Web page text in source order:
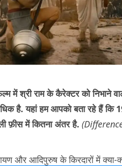
में श्री राम के कैरेक्टर को निभाने
है. यहां हम आपको बता रहे हैं कि
फ़ीस में कितना अंतर है.
और आदिपुरुष के किरदारों में